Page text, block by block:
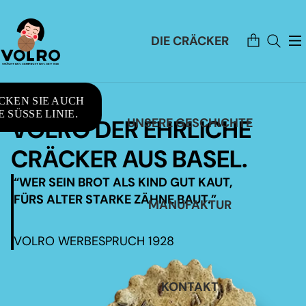
DIE CRÄCKER
UNSERE GESCHICHTE
MANUFAKTUR
KONTAKT
Artikel
im
Warenkorb
SIE AUCH
SÜSSE LINIE.
VOLRO DER EHRLICHE
CRÄCKER AUS BASEL.
“WER SEIN BROT ALS KIND GUT KAUT,
FÜRS ALTER STARKE ZÄHNE BAUT.”
VOLRO WERBESPRUCH 1928